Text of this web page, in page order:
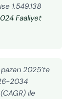
1.549.138
Faaliyet
2025’te
2034
ile